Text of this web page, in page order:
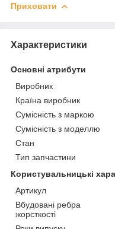
Приховати
Характеристики
Основні атрибути
Виробник
Країна виробник
Сумісність з маркою
Сумісність з моделлю
Стан
Тип запчастини
Користувальницькі
Артикул
Вбудовані ребра
жорсткості